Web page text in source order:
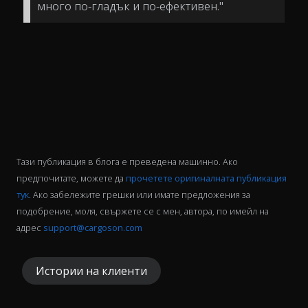
много по-гладък и по-ефективен."
Тази публикация в блога е преведена машинно. Ако
предпочитате, можете да прочетете оригиналната публикация
тук. Ако забележите грешки или имате предложения за
подобрение, моля, свържете се с мен, автора, по имейл на
адрес support@cargoson.com
Истории на клиенти